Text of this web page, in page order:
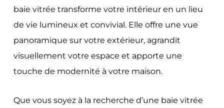
baie vitrée transforme votre intérieur en un lieu
de vie lumineux et convivial. Elle offre une vue
panoramique sur votre extérieur, agrandit
visuellement votre espace et apporte une
touche de modernité à votre maison.
Que vous soyez à la recherche d’une baie vitrée